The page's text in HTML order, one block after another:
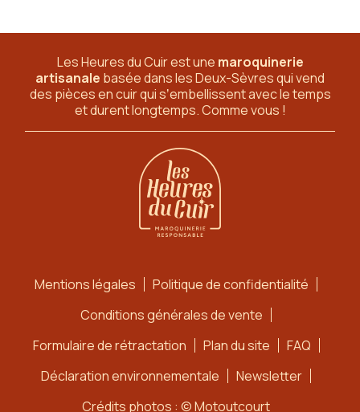
Les Heures du Cuir est une maroquinerie
artisanale basée dans les Deux-Sèvresqui vend
des pièces en cuir qui sʼembellissent avec le temps
et durent longtemps. Comme vous !
Mentions légales
Politique de confidentialité
Conditions générales de vente
Formulaire de rétractation
Plan du site
FAQ
Déclaration environnementale
Newsletter
Crédits photos : © Motoutcourt